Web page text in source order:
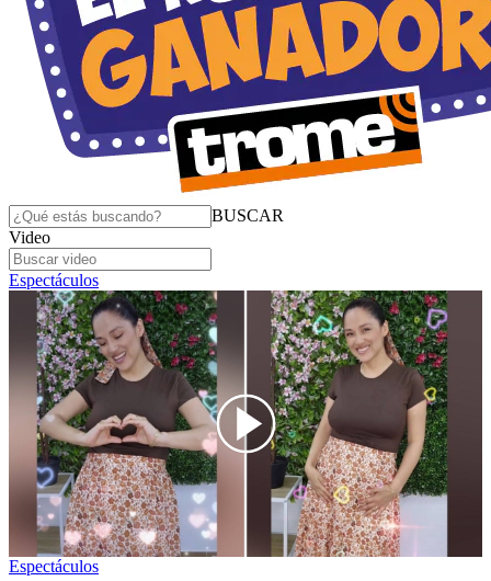
BUSCAR
Video
Espectáculos
00:00/00:34
Espectáculos